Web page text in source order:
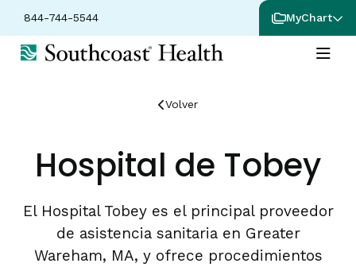
844-744-5544 MyChart
Volver
Hospital de Tobey
El Hospital Tobey es el principal proveedor
de asistencia sanitaria en Greater
Wareham, MA, y ofrece procedimientos